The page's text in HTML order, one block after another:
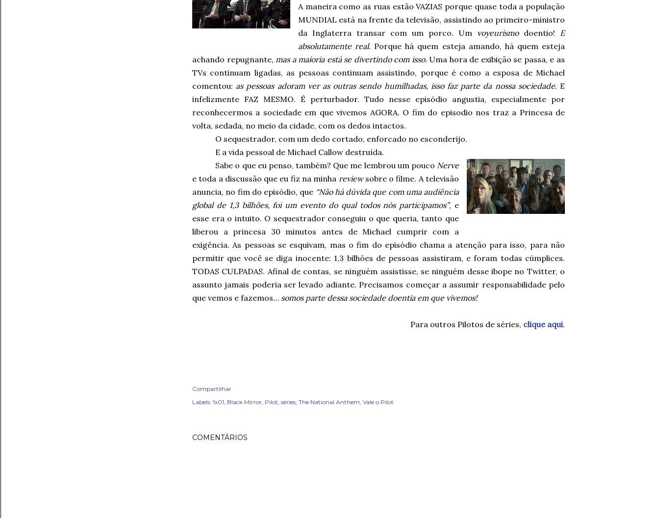
A maneira como as ruas estão VAZIAS porque quase toda a população
MUNDIAL está na frente da televisão, assistindo ao primeiro-ministro
da Inglaterra transar com um porco. Um voyeurismodoentio! E
absolutamente real. Porque há quem esteja amando, há quem esteja
achando repugnante,mas a maioria está se divertindo com isso. Uma hora de exibição se passa, e as
TVs continuam ligadas, as pessoas continuam assistindo, porque é como a esposa de Michael
comentou: as pessoas adoram ver as outras sendo humilhadas, isso faz parte da nossa sociedade. E
infelizmente FAZ MESMO. É perturbador. Tudo nesse episódio angustia, especialmente por
reconhecermos a sociedade em que vivemos AGORA. O fim do episodio nos traz a Princesa de
volta, sedada, no meio da cidade, com os dedos intactos.
O sequestrador, com um dedo cortado, enforcado no esconderijo.
E a vida pessoal de Michael Callow destruída.
Sabe o que eu penso, também? Que me lembrou um pouco Nerve
e toda a discussão que eu fiz na minha reviewsobre o filme. A televisão
anuncia, no fim do episódio, que “Não há dúvida que com uma audiência
global de 1,3 bilhões, foi um evento do qual todos nós participamos”, e
esse era o intuito. O sequestrador conseguiu o que queria, tanto que
liberou a princesa 30 minutos antes de Michael cumprir com a
exigência. As pessoas se esquivam, mas o fim do episódio chama a atenção para isso, para não
permitir que você se diga inocente: 1,3 bilhões de pessoas assistiram, e foram todas cúmplices.
TODAS CULPADAS. Afinal de contas, se ninguém assistisse, se ninguém desse ibope no Twitter, o
assunto jamais poderia ser levado adiante. Precisamos começar a assumir responsabilidade pelo
que vemos e fazemos… somos parte dessa sociedade doentia em que vivemos!
Para outros Pilotos de séries, clique aqui.
Compartilhar
Labels: 1x01 Black Mirror Pilot séries The National Anthem Vale o Pilot
COMENTÁRIOS